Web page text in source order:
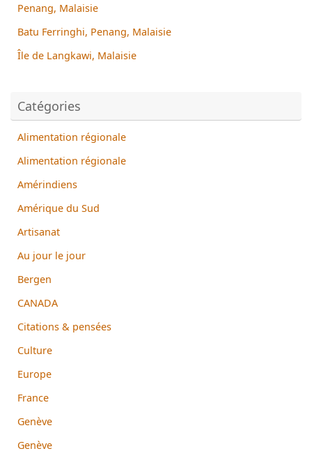
Penang, Malaisie
Batu Ferringhi, Penang, Malaisie
Île de Langkawi, Malaisie
Catégories
Alimentation régionale
Alimentation régionale
Amérindiens
Amérique du Sud
Artisanat
Au jour le jour
Bergen
CANADA
Citations & pensées
Culture
Europe
France
Genève
Genève